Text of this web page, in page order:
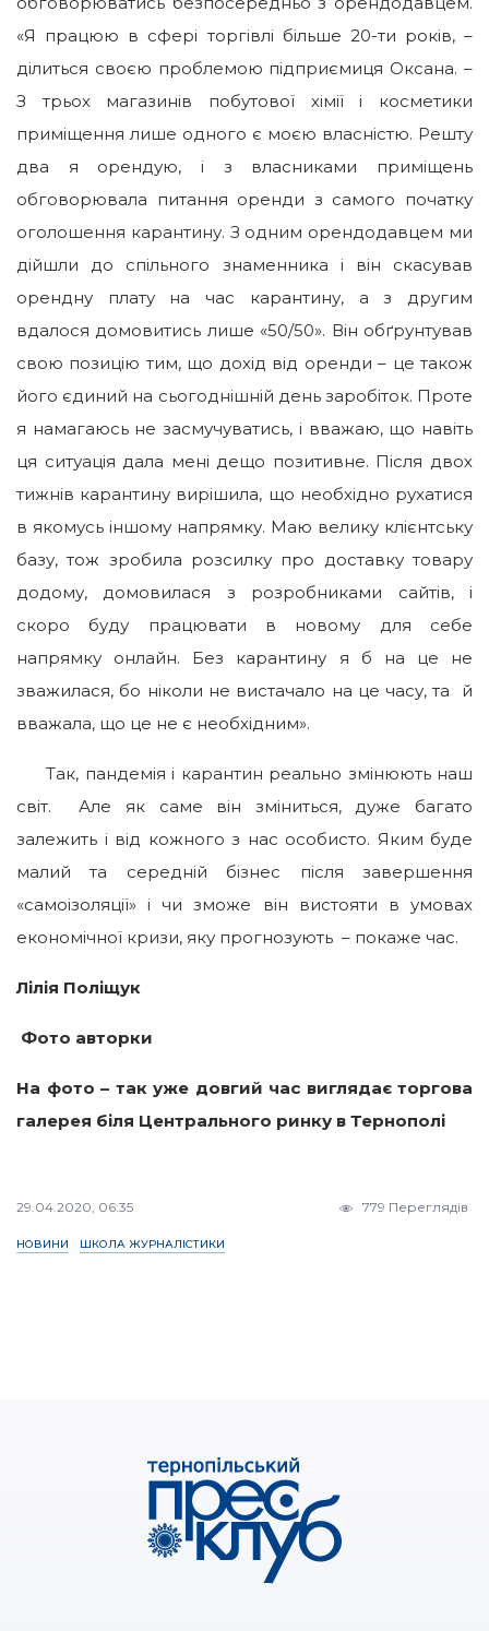
«Я працюю в сфері торгівлі більше 20-ти років, –
ділиться своєю проблемою підприємиця Оксана. –
З трьох магазинів побутової хімії і косметики
приміщення лише одного є моєю власністю. Решту
два я орендую, і з власниками приміщень
обговорювала питання оренди з самого початку
оголошення карантину. З одним орендодавцем ми
дійшли до спільного знаменника і він скасував
орендну плату на час карантину, а з другим
вдалося домовитись лише «50/50». Він обґрунтував
свою позицію тим, що дохід від оренди – це також
його єдиний на сьогоднішній день заробіток. Проте
я намагаюсь не засмучуватись, і вважаю, що навіть
ця ситуація дала мені дещо позитивне. Після двох
тижнів карантину вирішила, що необхідно рухатися
в якомусь іншому напрямку. Маю велику клієнтську
базу, тож зробила розсилку про доставку товару
додому, домовилася з розробниками сайтів, і
скоро буду працювати в новому для себе
напрямку онлайн. Без карантину я б на це не
зважилася, бо ніколи не вистачало на це часу, та й
вважала, що це не є необхідним».
Так, пандемія і карантин реально змінюють наш
світ. Але як саме він зміниться, дуже багато
залежить і від кожного з нас особисто. Яким буде
малий та середній бізнес після завершення
«самоізоляції» і чи зможе він вистояти в умовах
економічної кризи, яку прогнозують – покаже час.
Лілія Поліщук
Фото авторки
На фото – так уже довгий час виглядає торгова
галерея біля Центрального ринку в Тернополі
29.04.2020, 06:35 779 Переглядів
НОВИНИ ШКОЛА ЖУРНАЛІСТИКИ